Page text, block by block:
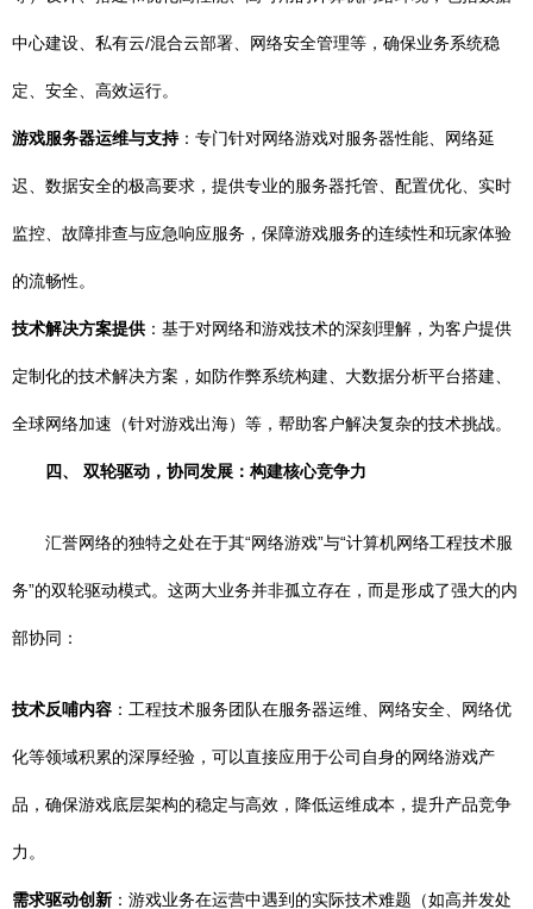
中心建设、私有云/混合云部署、网络安全管理等，确保业务系统稳
定、安全、高效运行。
游戏服务器运维与支持：专门针对网络游戏对服务器性能、网络延
迟、数据安全的极高要求，提供专业的服务器托管、配置优化、实时
监控、故障排查与应急响应服务，保障游戏服务的连续性和玩家体验
的流畅性。
技术解决方案提供：基于对网络和游戏技术的深刻理解，为客户提供
定制化的技术解决方案，如防作弊系统构建、大数据分析平台搭建、
全球网络加速（针对游戏出海）等，帮助客户解决复杂的技术挑战。
四、 双轮驱动，协同发展：构建核心竞争力
汇誉网络的独特之处在于其“网络游戏”与“计算机网络工程技术服
务”的双轮驱动模式。这两大业务并非孤立存在，而是形成了强大的内
部协同：
技术反哺内容 ：工程技术服务团队在服务器运维、网络安全、网络优
化等领域积累的深厚经验，可以直接应用于公司自身的网络游戏产
品，确保游戏底层架构的稳定与高效，降低运维成本，提升产品竞争
力。
需求驱动创新 ：游戏业务在运营中遇到的实际技术难题（如高并发处